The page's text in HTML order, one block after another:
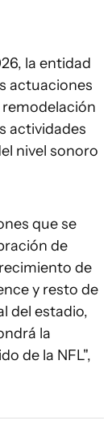
la entidad
actuaciones
actividades
nivel sonoro
que se
de
de
y resto de
del estadio,
la
de la NFL",